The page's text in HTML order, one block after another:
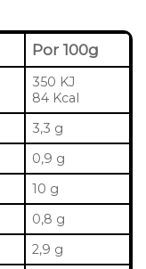
Por 100g
350 KJ
84 Kcal
3,3 g
0,9 g
10 g
0,8 g
2,9 g